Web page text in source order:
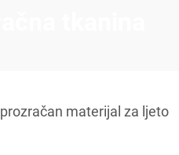
prozračan materijal za ljeto